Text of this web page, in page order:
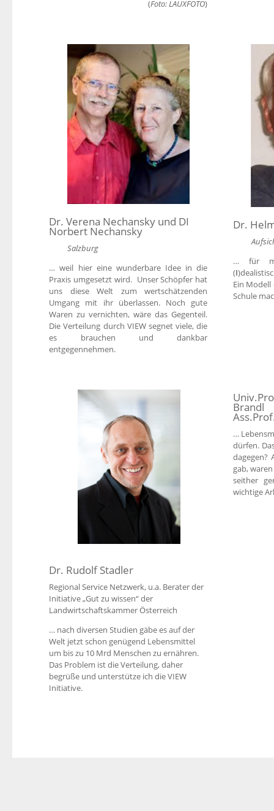
(Foto: LAUXFOTO)
Dr. Verena Nechansky und DI
Norbert Nechansky
Salzburg
… weil hier eine wunderbare Idee in die
Praxis umgesetzt wird. Unser Schöpfer hat
uns diese Welt zum wertschätzenden
Umgang mit ihr überlassen. Noch gute
Waren zu vernichten, wäre das Gegenteil.
Die Verteilung durch VIEW segnet viele, die
es brauchen und dankbar
entgegennehmen.
Dr.
… für
(I
Ein
Schule
Dr. Rudolf Stadler
Regional Service Netzwerk, u.a. Berater der
Initiative „Gut zu wissen“ der
Landwirtschaftskammer Österreich
… nach diversen Studien gäbe es auf der
Welt jetzt schon genügend Lebensmittel
um bis zu 10 Mrd Menschen zu ernähren.
Das Problem ist die Verteilung, daher
begrüße und unterstütze ich die VIEW
Initiative.
Brandl
…
dürfen.
dagegen?
gab,
seither
wichtige